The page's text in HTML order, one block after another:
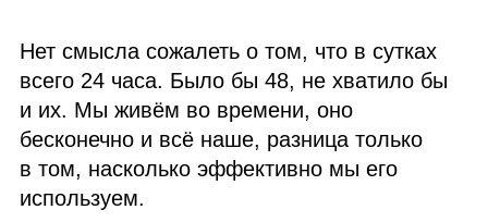
Нет смысла сожалеть о том, что в сутках
всего 24 часа. Было бы 48, не хватило бы
и их. Мы живём во времени, оно
бесконечно и всё наше, разница только
в том, насколько эффективно мы его
используем.